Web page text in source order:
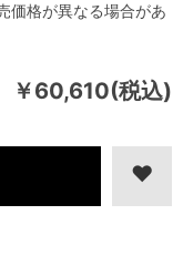
￥60,610(税込)
価格が異なる場合があ